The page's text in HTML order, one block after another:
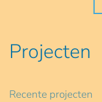
Projecten
Recente projecten